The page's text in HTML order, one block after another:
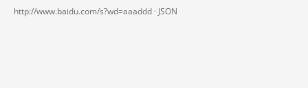
http://www.baidu.com/s?wd=aaaddd · JSON